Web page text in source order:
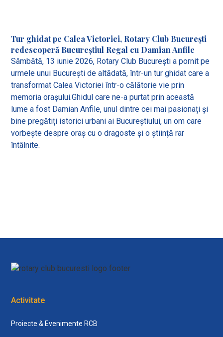
Tur ghidat pe Calea Victoriei, Rotary Club București
redescoperă Bucureștiul Regal cu Damian Anfile
Sâmbătă, 13 iunie 2026, Rotary Club București a pornit pe
urmele unui București de altădată, într-un tur ghidat care a
transformat Calea Victoriei într-o călătorie vie prin
memoria orașului.Ghidul care ne-a purtat prin această
lume a fost Damian Anfile, unul dintre cei mai pasionați și
bine pregătiți istorici urbani ai Bucureștiului, un om care
vorbește despre oraș cu o dragoste și o știință rar
întâlnite.
Activitate
Proiecte & Evenimente RCB